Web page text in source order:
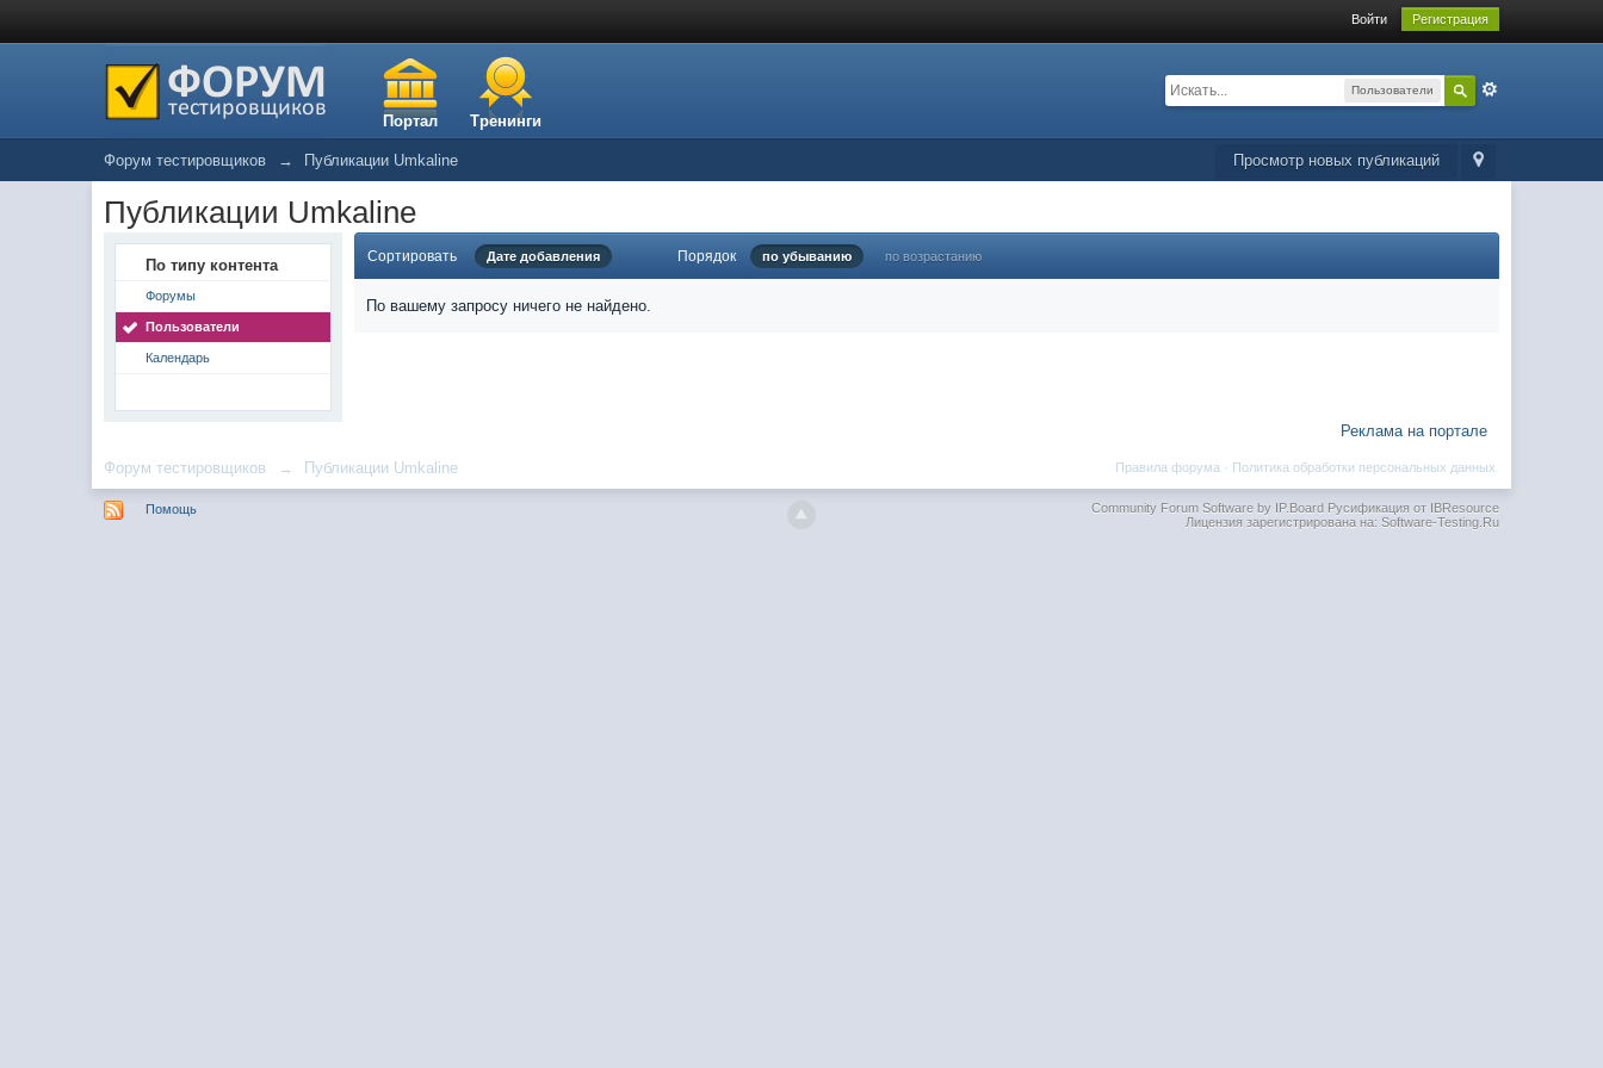
Войти Регистрация
Портал Тренинги
Пользователи
Просмотр новых публикаций
Форум тестировщиков → Публикации Umkaline
Публикации Umkaline
По типу контента
Форумы
Пользователи
Календарь
Сортировать Дате добавления Порядок по убыванию по возрастанию
По вашему запросу ничего не найдено.
Реклама на портале
Форум тестировщиков → Публикации Umkaline Политика обработки персональных данных
Правила форума ·
Помощь Community Forum Software by IP.BoardРусификация от IBResource
Лицензия зарегистрирована на: Software-Testing.Ru